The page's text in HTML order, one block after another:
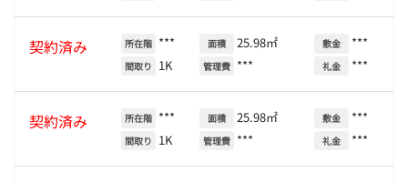
契約済み 所在階 ***
間取り 1K
面積 25.98㎡
管理費 ***
敷金 ***
礼金 ***
契約済み 所在階 ***
間取り 1K
面積 25.98㎡
管理費 ***
敷金 ***
礼金 ***